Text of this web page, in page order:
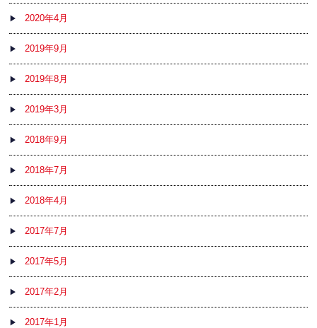
2020年4月
2019年9月
2019年8月
2019年3月
2018年9月
2018年7月
2018年4月
2017年7月
2017年5月
2017年2月
2017年1月